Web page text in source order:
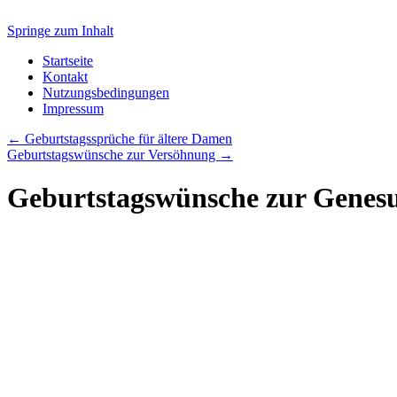
Springe zum Inhalt
Startseite
Kontakt
Nutzungsbedingungen
Impressum
← Geburtstagssprüche für ältere Damen
Geburtstagswünsche zur Versöhnung →
Geburtstagswünsche zur